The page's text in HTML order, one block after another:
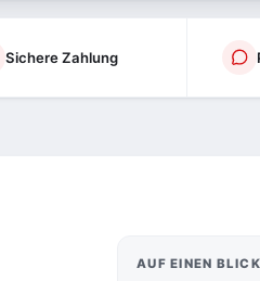
Sichere Zahlung
AUF EINEN BLICK